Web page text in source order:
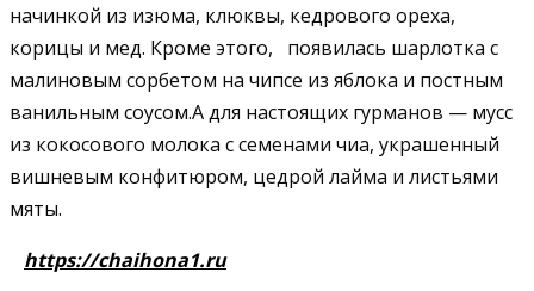
начинкой из изюма, клюквы, кедрового ореха,
корицы и мед. Кроме этого, появилась шарлотка с
малиновым сорбетом на чипсе из яблока и постным
ванильным соусом.А для настоящих гурманов — мусс
из кокосового молока с семенами чиа, украшенный
вишневым конфитюром, цедрой лайма и листьями
мяты.
https://chaihona1.ru